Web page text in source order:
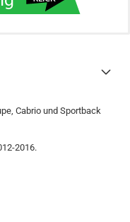
Cabrio und Sportback
2016.